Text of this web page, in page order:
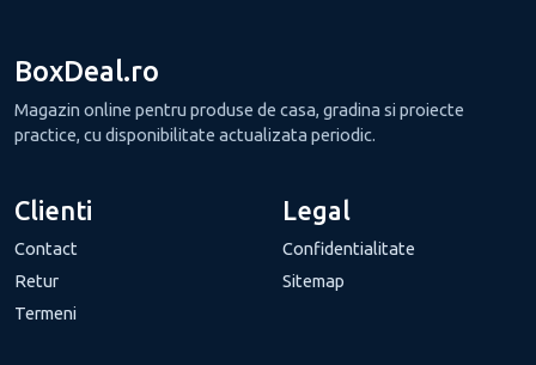
BoxDeal.ro
Magazin online pentru produse de casa, gradina si proiecte
practice, cu disponibilitate actualizata periodic.
Clienti
Contact
Retur
Termeni
Legal
Confidentialitate
Sitemap